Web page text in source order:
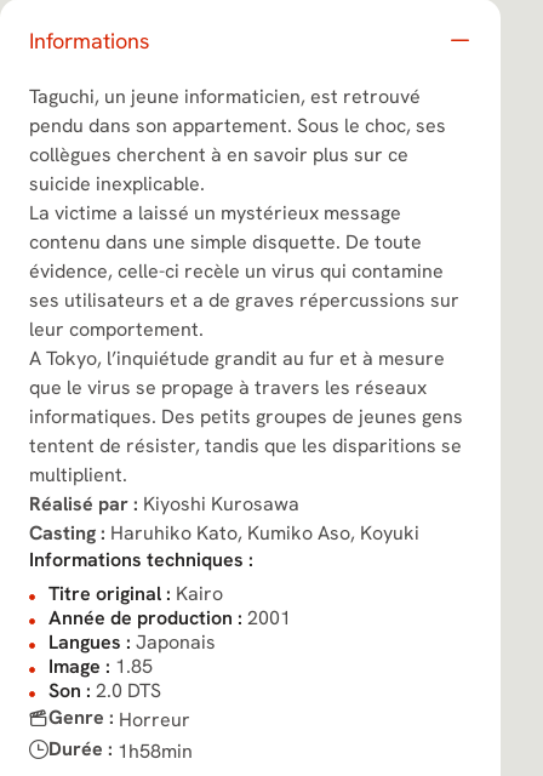
Informations
Taguchi, un jeune informaticien, est retrouvé
pendu dans son appartement. Sous le choc, ses
collègues cherchent à en savoir plus sur ce
suicide inexplicable.
La victime a laissé un mystérieux message
contenu dans une simple disquette. De toute
évidence, celle-ci recèle un virus qui contamine
ses utilisateurs et a de graves répercussions sur
leur comportement.
A Tokyo, l’inquiétude grandit au fur et à mesure
que le virus se propage à travers les réseaux
informatiques. Des petits groupes de jeunes gens
tentent de résister, tandis que les disparitions se
multiplient.
Réalisé par : Kiyoshi Kurosawa
Casting : Haruhiko Kato, Kumiko Aso, Koyuki
Informations techniques :
Titre original : Kairo
Année de production : 2001
Langues : Japonais
Image : 1.85
Son : 2.0 DTS
Genre : Horreur
Durée : 1h58min